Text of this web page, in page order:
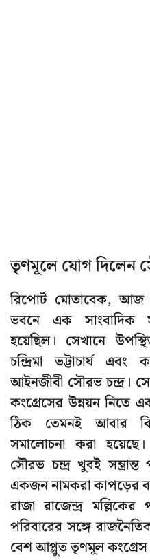
তৃণমূলে যোগ দিলেন
রিপোর্ট মোতাবেক, আজ
ভবনে এক সাংবাদিক
হয়েছিল। সেখানে
চন্দ্রিমা ভট্টাচার্য এবং
আইনজীবী সৌরভ চন্দ্র।
কংগ্রেসের উন্নয়ন নিতে
ঠিক তেমনই আবার
সমালোচনা করা
সৌরভ চন্দ্র খুবই সম্ভ্রান্ত
একজন নামকরা কাপড়ের
রাজা রাজেন্দ্র
পরিবারের সঙ্গে
বেশ আপ্লুত তৃণমূল